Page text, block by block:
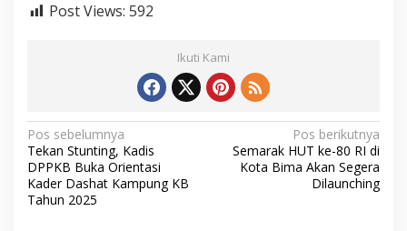
Post Views: 592
Ikuti Kami
N
a
v
i
Pos sebelumnya
Tekan Stunting, Kadis
DPPKB Buka Orientasi
Kader Dashat Kampung KB
Tahun 2025
Pos berikutnya
Semarak HUT ke-80 RI di
Kota Bima Akan Segera
Dilaunching